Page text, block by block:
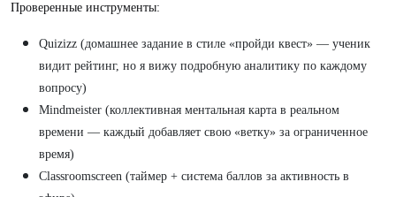
Проверенные инструменты:
Quizizz (домашнее задание в стиле «пройди квест» — ученик
видит рейтинг, но я вижу подробную аналитику по каждому
вопросу)
Mindmeister (коллективная ментальная карта в реальном
времени — каждый добавляет свою «ветку» за ограниченное
время)
Classroomscreen (таймер + система баллов за активность в